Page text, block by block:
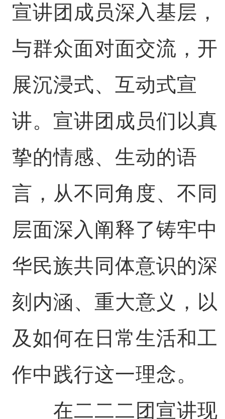
宣讲团成员深入基层，
与群众面对面交流，开
展沉浸式、互动式宣
讲。宣讲团成员们以真
挚的情感、生动的语
言，从不同角度、不同
层面深入阐释了铸牢中
华民族共同体意识的深
刻内涵、重大意义，以
及如何在日常生活和工
作中践行这一理念。
在二二二团宣讲现